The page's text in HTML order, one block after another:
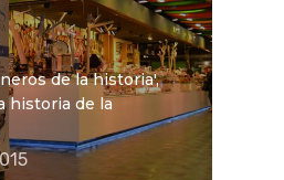
de la historia',
historia de la
QUÉ HACER